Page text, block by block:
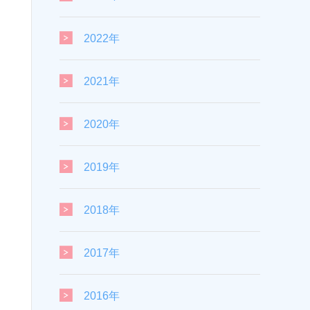
2022年
2021年
2020年
2019年
2018年
2017年
2016年